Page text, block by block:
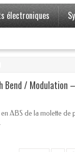
électroniques
/ Modulation
en ABS de la molette